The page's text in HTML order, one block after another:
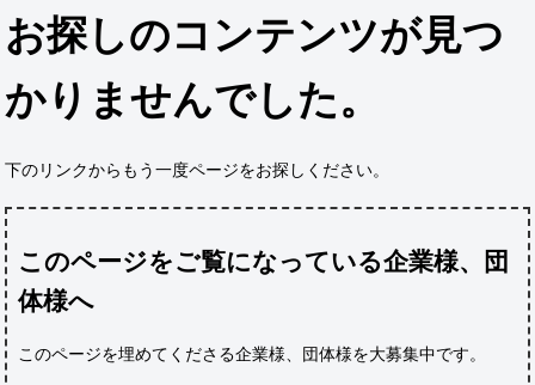
お探しのコンテンツが見つ
かりませんでした。
下のリンクからもう一度ページをお探しください。
このページをご覧になっている企業様、団
体様へ
このページを埋めてくださる企業様、団体様を大募集中です。